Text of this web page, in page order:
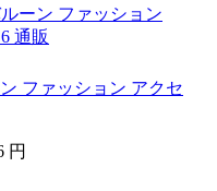
ファッション アクセ
円